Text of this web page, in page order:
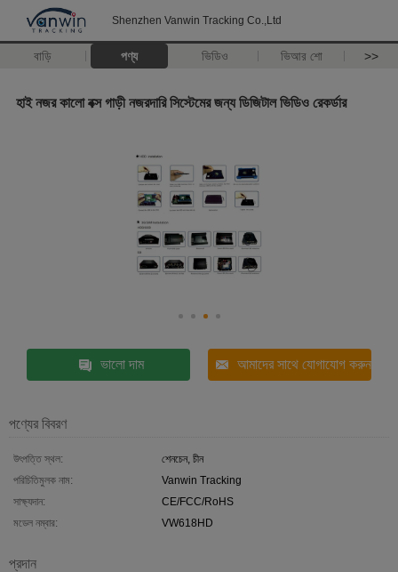
Shenzhen Vanwin Tracking Co.,Ltd
বাড়ি পণ্য ভিডিও ভিআর শো >>
হাই নজর কালো বক্স গাড়ী নজরদারি সিস্টেমের জন্য ডিজিটাল ভিডিও রেকর্ডার
ভালো দাম আমাদের সাথে যোগাযোগ করুন
পণ্যের বিবরণ
উৎপত্তি স্থল:
শেনচেন, চীন
পরিচিতিমুলক নাম:
Vanwin Tracking
সাক্ষ্যদান:
CE/FCC/RoHS
মডেল নম্বার:
VW618HD
প্রদান